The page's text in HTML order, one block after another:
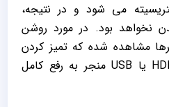
می‌ شود و در نتیجه،
نخواهد بود. در مورد روشن
مشاهده شده که تمیز کردن
ساده کانکتورهای برق، HDMI یا USB منجر به رفع کامل